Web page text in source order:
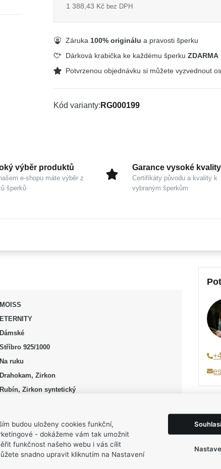
1 388,43 Kč bez DPH
Záruka 100% originálu a pravosti šperku
Dárková krabička ke každému šperkuZDARMA
Potvrzenou objednávku si můžete vyzvednout
Kód varianty RG000199
výběr produktů
e-shopu máte výběr z
šperků
Garance vysoké kvality
Certifikáty původu a kvality k
vybraným šperkům
MOISS
ETERNITY
Dámské
Stříbro 925/1000
Na ruku
Drahokam, Zirkon
Rubín, Zirkon syntetický
56, 58
g
budou uloženy cookies funkční,
- dokážeme vám tak umožnit
funkčnost našeho webu i vás cílit
snadno upravit kliknutím na Nastavení